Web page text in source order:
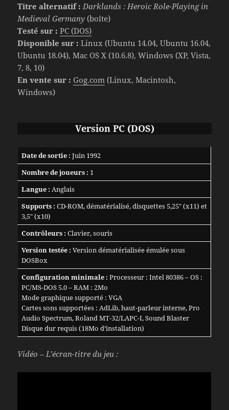
Titre alternatif : Darklands : Heroic Role-Playing in
Medieval Germany (boîte)
Testé sur : PC (DOS)
Disponible sur : Linux (Ubuntu 14.04, Ubuntu 16.04,
Ubuntu 18.04), Mac OS X (10.6.8), Windows (XP, Vista,
7, 8, 10)
En vente sur : Gog.com (Linux, Macintosh,
Windows)
Version PC (DOS)
Date de sortie : Juin 1992
Nombre de joueurs : 1
Langue : Anglais
Supports : CD-ROM, dématérialisé, disquettes 5,25″ (x11) et
3,5″ (x10)
Contrôleurs : Clavier, souris
Version testée : Version dématérialisée émulée sous
DOSBox
Configuration minimale : Processeur : Intel 80386 – OS :
PC/MS-DOS 5.0 – RAM : 2Mo
Mode graphique supporté : VGA
Cartes sons supportées : AdLib, haut-parleur interne, Pro
Audio Spectrum, Roland MT-32/LAPC-I, Sound Blaster
Disque dur requis (18Mo d’installation)
Vidéo – L’écran-titre du jeu :